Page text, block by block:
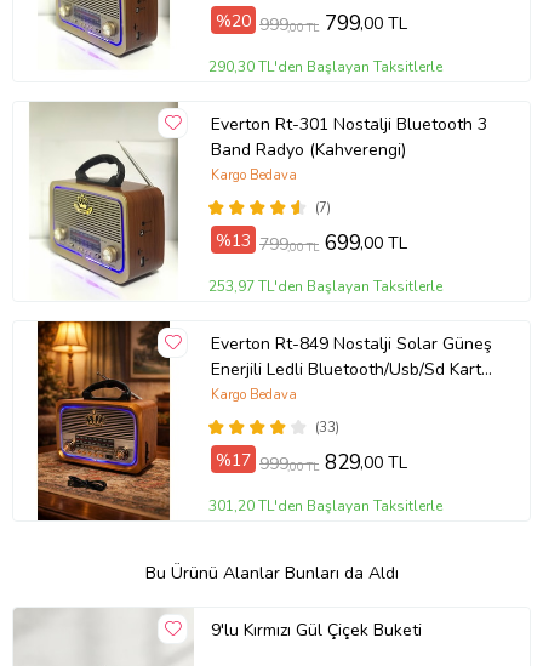
%20 999,00 TL 799,00 TL
290,30 TL'den Başlayan Taksitlerle
Everton Rt-301 Nostalji Bluetooth 3
Band Radyo (Kahverengi)
(7)
Kargo Bedava
%13 799,00 TL 699,00 TL
253,97 TL'den Başlayan Taksitlerle
Everton Rt-849 Nostalji Solar Güneş
Enerjili Ledli Bluetooth/Usb/Sd Kart/
Radyo Müzik Çalar
(33)
Kargo Bedava
%17 999,00 TL 829,00 TL
301,20 TL'den Başlayan Taksitlerle
Bu Ürünü Alanlar Bunları da Aldı
9'lu Kırmızı Gül Çiçek Buketi